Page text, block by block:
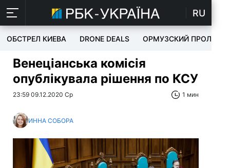
RU
ОБСТРЕЛ КИЕВА DRONE DEALS ОРМУЗСКИЙ ПРОЛИВ
Венеціанська комісія
опублікувала рішення по КСУ
23:59 09.12.2020 Ср 1 мин
ИННА СОБОРА